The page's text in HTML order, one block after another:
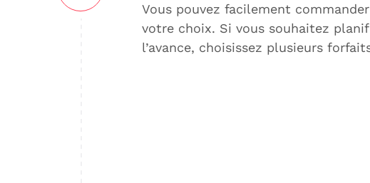
Vous pouvez facilement
votre choix. Si vous souhaitez
l’avance, choisissez plusieurs